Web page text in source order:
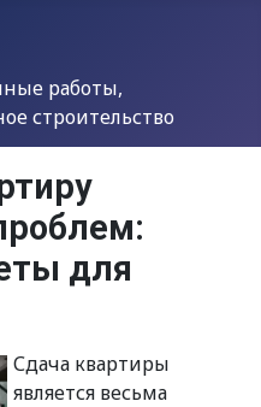
работы,
строительство
для
Сдача квартиры
является весьма